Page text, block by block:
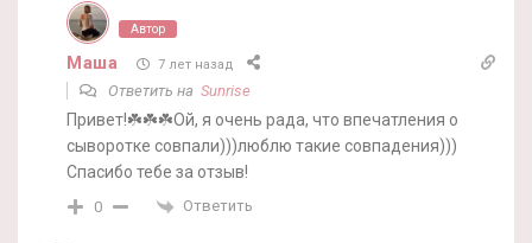
Автор
Маша 7 лет назад
Ответить на Sunrise
Привет!☘️☘️☘️Ой, я очень рада, что впечатления о
сыворотке совпали)))люблю такие совпадения)))
Спасибо тебе за отзыв!
0 Ответить